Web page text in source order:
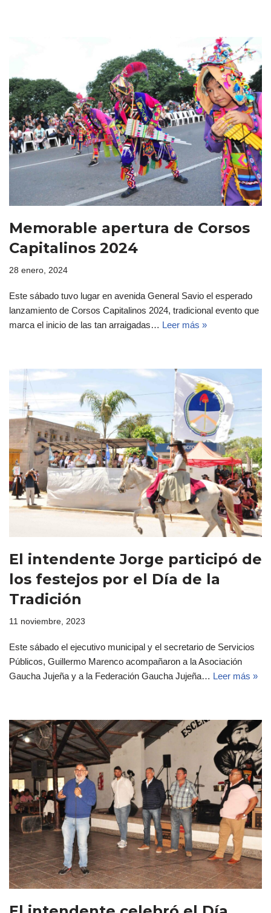
Memorable apertura de Corsos
Capitalinos 2024
28 enero, 2024
Este sábado tuvo lugar en avenida General Savio el esperado
lanzamiento de Corsos Capitalinos 2024, tradicional evento que
marca el inicio de las tan arraigadas… Leer más »
El intendente Jorge participó de
los festejos por el Día de la
Tradición
11 noviembre, 2023
Este sábado el ejecutivo municipal y el secretario de Servicios
Públicos, Guillermo Marenco acompañaron a la Asociación
Gaucha Jujeña y a la Federación Gaucha Jujeña… Leer más »